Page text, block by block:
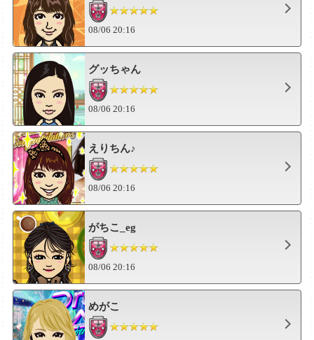
08/06 20:16
グッちゃん
08/06 20:16
えりちん♪
08/06 20:16
がちこ_eg
08/06 20:16
めがこ